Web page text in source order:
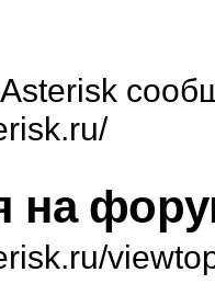
на